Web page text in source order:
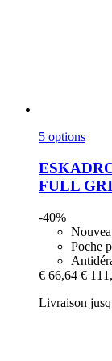
5 options
FULL
-40%
Poche
€ 66,64 €
Livraison